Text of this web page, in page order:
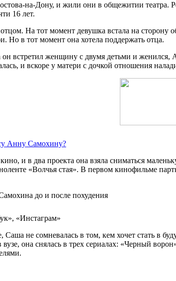
на-Дону, и жили они в общежитии театра.
16 лет.
На тот момент девушка встала на сторону
Но в тот момент она хотела поддержать отца.
встретил женщину с двумя детьми и женился,
и вскоре у матери с дочкой отношения
Анну Самохину?
и в два проекта она взяла сниматься
«Волчья стая». В первом кинофильме
«Инстаграм»
Саша не сомневалась в том, кем хочет стать
она снялась в трех сериалах: «Черный